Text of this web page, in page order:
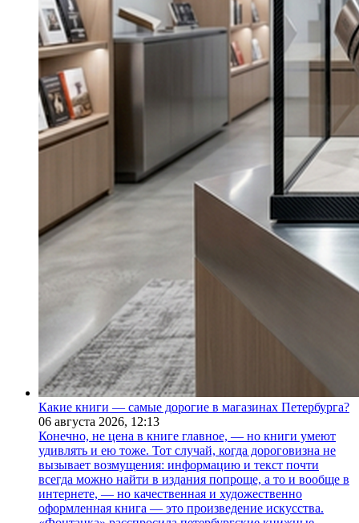
Какие книги — самые дорогие в магазинах Петербурга?
06 августа 2026, 12:13
Конечно, не цена в книге главное, — но книги умеют
удивлять и ею тоже. Тот случай, когда дороговизна не
вызывает возмущения: информацию и текст почти
всегда можно найти в издания попроще, а то и вообще в
интернете, — но качественная и художественно
оформленная книга — это произведение искусства.